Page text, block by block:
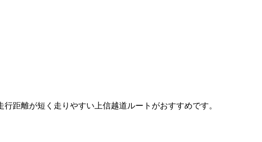
距離が短く走りやすい上信越道ルートがおすすめです。